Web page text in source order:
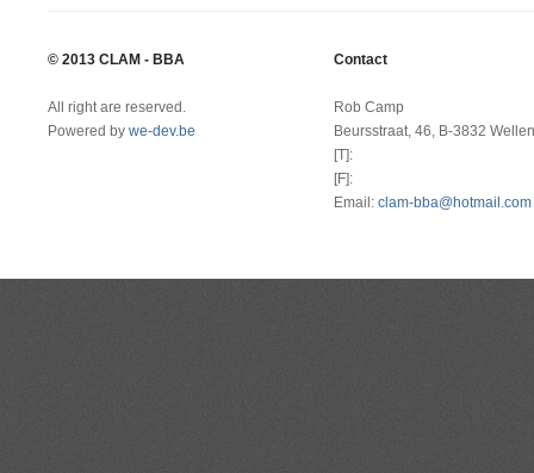
© 2013 CLAM - BBA
All right are reserved.
Powered by we-dev.be
Contact
Rob Camp
Beursstraat, 46, B-3832 Wellen
[T]:
[F]:
Email: clam-bba@hotmail.com